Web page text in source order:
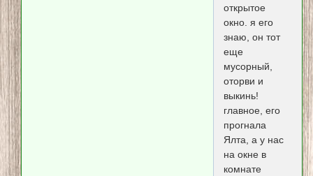
открытое
окно. я его
знаю, он тот
еще
мусорный,
оторви и
выкинь!
главное, его
прогнала
Ялта, а у нас
на окне в
комнате